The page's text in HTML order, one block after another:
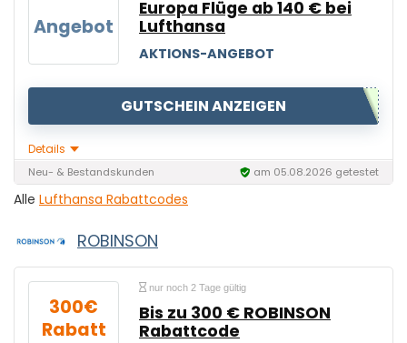
Angebot
Europa Flüge ab 140 € bei
Lufthansa
AKTIONS-ANGEBOT
GUTSCHEIN ANZEIGEN
Details
Neu- & Bestandskunden am 05.08.2026 getestet
Alle Lufthansa Rabattcodes
ROBINSON
300€
Rabatt
nur noch 2 Tage gültig
Bis zu 300 € ROBINSON
Rabattcode